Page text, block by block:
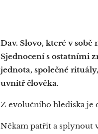
Dav. Slovo, které v
Sjednocení s ostatními
jednota, společné
uvnitř člověka.
Z evolučního hlediska je
Někam patřit a splynout